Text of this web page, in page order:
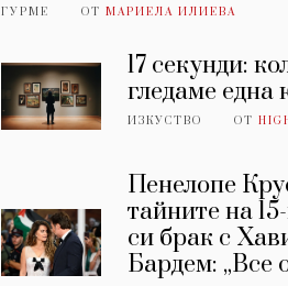
ГУРМЕ ОТ МАРИЕЛА ИЛИЕВА
17 секунди:
гледаме една
ИЗКУСТВО ОТ
Пенелопе
тайните на
си брак с
Бардем: „Все